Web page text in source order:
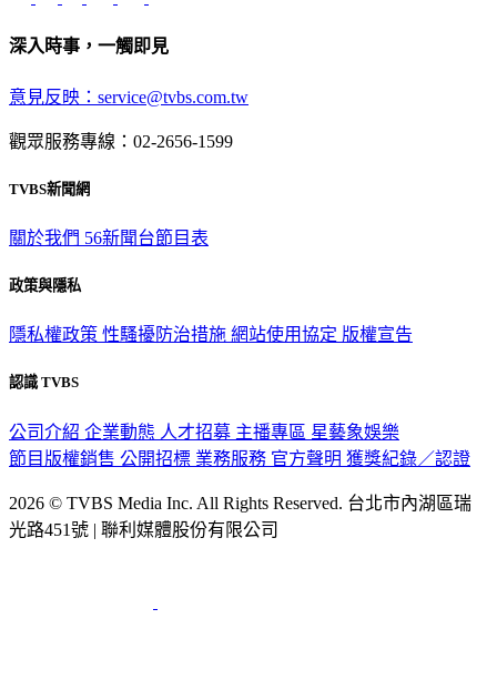
深入時事，一觸即見
意見反映：service@tvbs.com.tw
觀眾服務專線：02-2656-1599
TVBS新聞網
關於我們 56新聞台節目表
政策與隱私
隱私權政策 性騷擾防治措施 網站使用協定 版權宣告
認識 TVBS
公司介紹 企業動態 人才招募 主播專區 星藝象娛樂
節目版權銷售 公開招標 業務服務 官方聲明 獲獎紀錄／認證
2026 © TVBS Media Inc. All Rights Reserved. 台北市內湖區瑞
光路451號 | 聯利媒體股份有限公司